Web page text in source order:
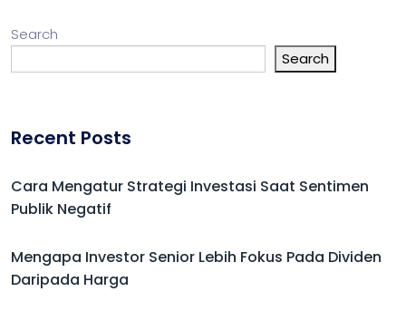
Search
Search
Recent Posts
Cara Mengatur Strategi Investasi Saat Sentimen
Publik Negatif
Mengapa Investor Senior Lebih Fokus Pada Dividen
Daripada Harga